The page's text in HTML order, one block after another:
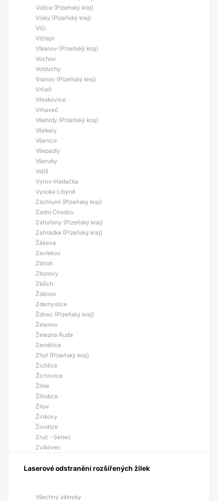
Vidice (Plzeňský kraj)
Vísky (Plzeňský kraj)
Vlčí
Vlčtejn
Vlkanov (Plzeňský kraj)
Vochov
Volduchy
Vranov (Plzeňský kraj)
Vrčeň
Vřeskovice
Vrhaveč
Všehrdy (Plzeňský kraj)
Všekary
Všenice
Všepadly
Všeruby
Vstiš
Výrov-Hadačka
Vysoká Libyně
Záchlumí (Plzeňský kraj)
Zadní Chodov
Zahořany (Plzeňský kraj)
Zahrádka (Plzeňský kraj)
Žákava
Zavlekov
Zbiroh
Zborovy
Zbůch
Ždánov
Zdemyslice
Ždírec (Plzeňský kraj)
Želenov
Železná Ruda
Zemětice
Zhoř (Plzeňský kraj)
Žichlice
Žichovice
Žihle
Žihobce
Žilov
Žinkovy
Životice
Zruč - Senec
Zvíkovec
Laserové odstranění rozšířených žilek
Všechny zákroky